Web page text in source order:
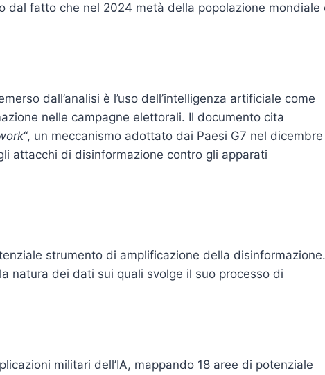
dal fatto che nel 2024 metà della popolazione mondiale
dall’analisi è l’uso dell’intelligenza artificiale come
nelle campagne elettorali. Il documento cita
“, un meccanismo adottato dai Paesi G7 nel dicembre
attacchi di disinformazione contro gli apparati
strumento di amplificazione della disinformazione.
natura dei dati sui quali svolge il suo processo di
militari dell’IA, mappando 18 aree di potenziale